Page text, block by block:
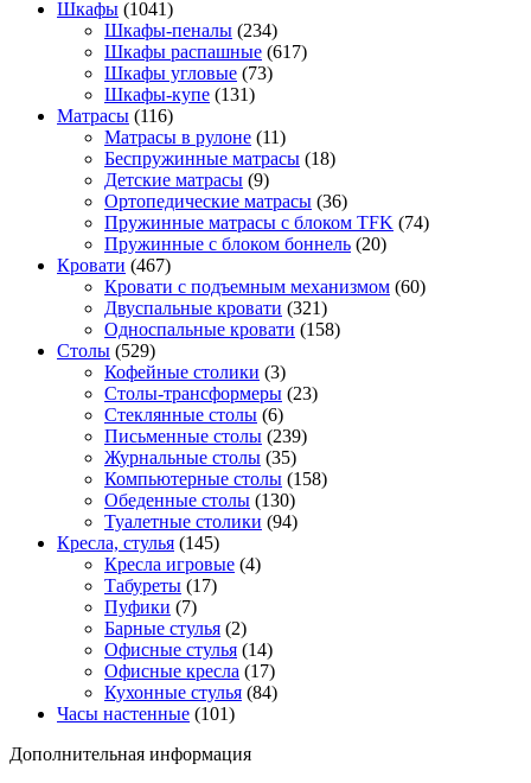
Шкафы (1041)
Шкафы-пеналы (234)
Шкафы распашные (617)
Шкафы угловые (73)
Шкафы-купе (131)
Матрасы (116)
Матрасы в рулоне (11)
Беспружинные матрасы (18)
Детские матрасы (9)
Ортопедические матрасы (36)
Пружинные матрасы с блоком TFK (74)
Пружинные с блоком боннель (20)
Кровати (467)
Кровати с подъемным механизмом (60)
Двуспальные кровати (321)
Односпальные кровати (158)
Столы (529)
Кофейные столики (3)
Столы-трансформеры (23)
Стеклянные столы (6)
Письменные столы (239)
Журнальные столы (35)
Компьютерные столы (158)
Обеденные столы (130)
Туалетные столики (94)
Кресла, стулья (145)
Кресла игровые (4)
Табуреты (17)
Пуфики (7)
Барные стулья (2)
Офисные стулья (14)
Офисные кресла (17)
Кухонные стулья (84)
Часы настенные (101)
Дополнительная информация